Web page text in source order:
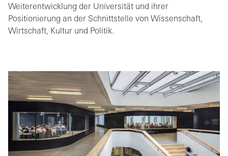
Weiterentwicklung der Universität und ihrer
Positionierung an der Schnittstelle von Wissenschaft,
Wirtschaft, Kultur und Politik.